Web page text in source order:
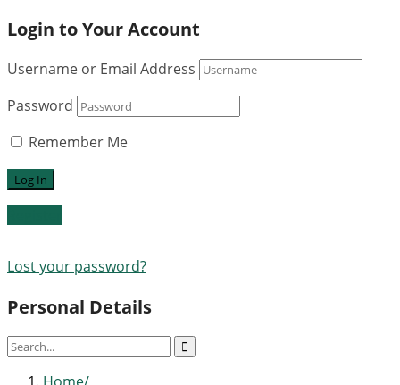
Login to Your Account
Username or Email Address
Password
Remember Me
Lost your password?
Personal Details